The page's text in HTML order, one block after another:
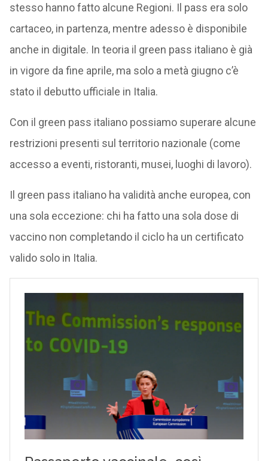
stesso hanno fatto alcune Regioni. Il pass era solo
cartaceo, in partenza, mentre adesso è disponibile
anche in digitale. In teoria il green pass italiano è già
in vigore da fine aprile, ma solo a metà giugno c’è
stato il debutto ufficiale in Italia.
Con il green pass italiano possiamo superare alcune
restrizioni presenti sul territorio nazionale (come
accesso a eventi, ristoranti, musei, luoghi di lavoro).
Il green pass italiano ha validità anche europea, con
una sola eccezione: chi ha fatto una sola dose di
vaccino non completando il ciclo ha un certificato
valido solo in Italia.